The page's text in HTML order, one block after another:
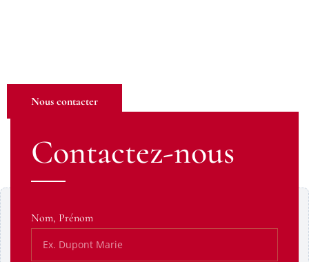
Nous contacter
Contenu Google Maps bloqué
déposer des cookies. Affichez-le pour continuer.
Contactez-nous
Nom, Prénom